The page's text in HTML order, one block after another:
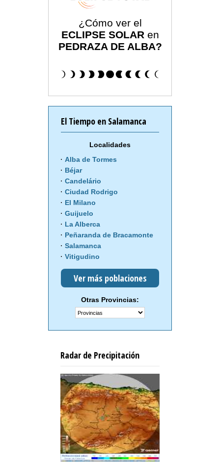
¿Cómo ver el
ECLIPSE SOLAR en
PEDRAZA DE ALBA?
El Tiempo en Salamanca
Localidades
Alba de Tormes
Béjar
Candelário
Ciudad Rodrigo
El Milano
Guijuelo
La Alberca
Peñaranda de Bracamonte
Salamanca
Vitigudino
Ver más poblaciones
Otras Provincias:
Radar de Precipitación